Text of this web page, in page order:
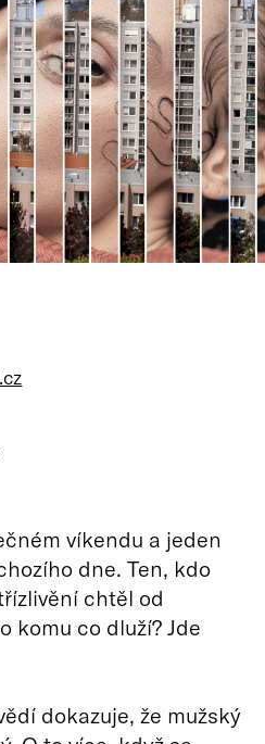
víkendu a jeden
dne. Ten, kdo
chtěl od
komu co dluží? Jde
dokazuje, že mužský